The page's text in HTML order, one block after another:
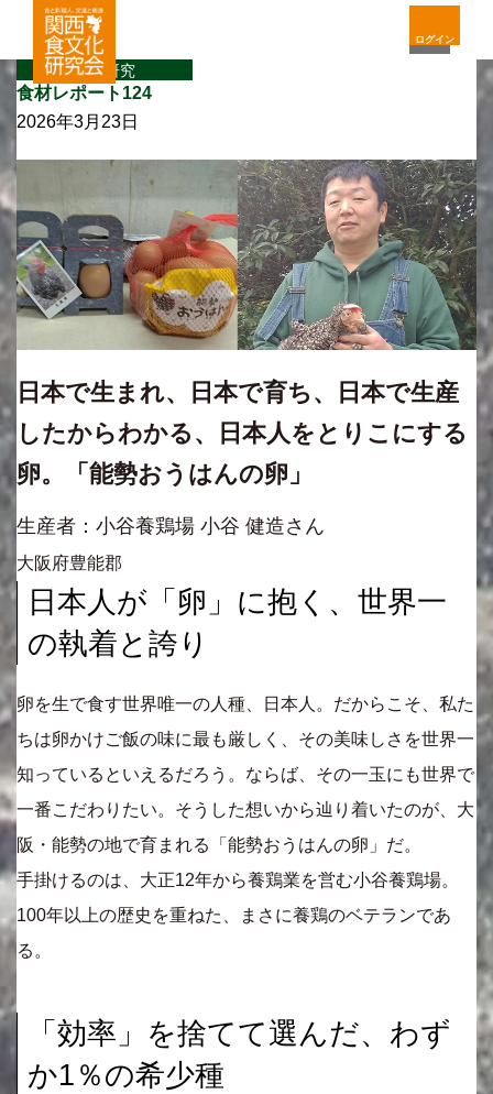
ログイン
食材研究
食材レポート124
2026年3月23日
日本で生まれ、日本で育ち、日本で生産
したからわかる、日本人をとりこにする
卵。「能勢おうはんの卵」
生産者：小谷養鶏場 小谷 健造さん
大阪府豊能郡
日本人が「卵」に抱く、世界一
の執着と誇り
卵を生で食す世界唯一の人種、日本人。だからこそ、私た
ちは卵かけご飯の味に最も厳しく、その美味しさを世界一
知っているといえるだろう。ならば、その一玉にも世界で
一番こだわりたい。そうした想いから辿り着いたのが、大
阪・能勢の地で育まれる「能勢おうはんの卵」だ。
手掛けるのは、大正12年から養鶏業を営む小谷養鶏場。
100年以上の歴史を重ねた、まさに養鶏のベテランであ
る。
「効率」を捨てて選んだ、わず
か1％の希少種